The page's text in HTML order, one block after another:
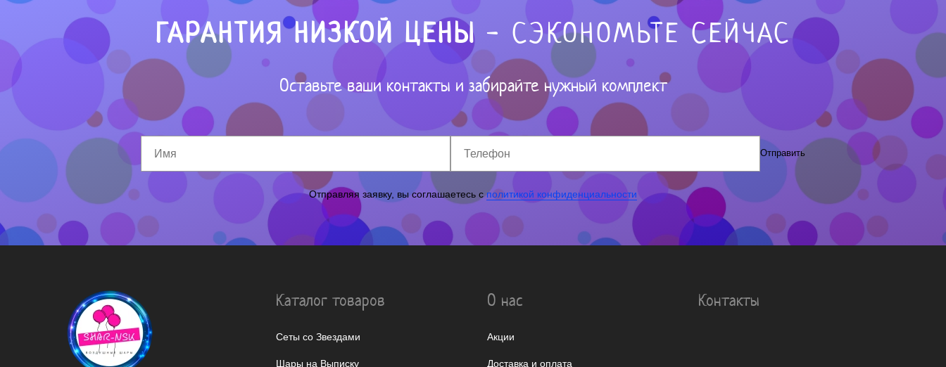
ГАРАНТИЯ НИЗКОЙ ЦЕНЫ - СЭКОНОМЬТЕ СЕЙЧАС
Оставьте ваши контакты и забирайте нужный комплект
Отправить
Отправляя заявку, вы соглашаетесь сполитикой конфиденциальности
Каталог товаров
Сеты со Звездами
Шары на Выписку
О нас
Акции
Доставка и оплата
Контакты